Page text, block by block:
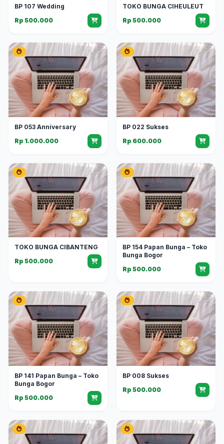
BP 107 Wedding
Rp 500.000
TOKO BUNGA CIHEULEUT
Rp 500.000
BP 053 Anniversary
Rp 1.000.000
BP 022 Sukses
Rp 600.000
TOKO BUNGA CIBANTENG
Rp 500.000
BP 154 Papan Bunga – Toko
Bunga Bogor
Rp 500.000
BP 141 Papan Bunga – Toko
Bunga Bogor
Rp 500.000
BP 008 Sukses
Rp 500.000